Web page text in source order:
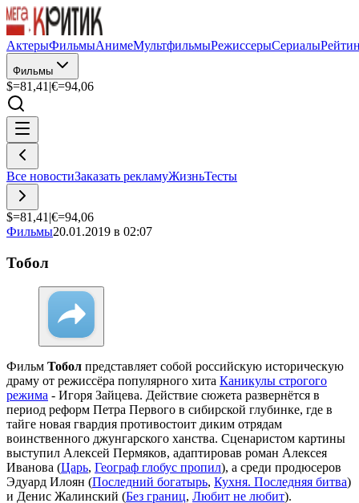
АктерыФильмыАнимеМультфильмыРежиссерыСериалы
Фильмы
$=81,41 |€=94,06
Все новостиЗаказать рекламуЖизньТесты
$=81,41 |€=94,06
Фильмы20.01.2019 в 02:07
Тобол
Фильм Тобол представляет собой российскую историческую
драму от режиссёра популярного хита Каникулы строгого
режима - Игоря Зайцева. Действие сюжета развернётся в
период реформ Петра Первого в сибирской глубинке, где в
тайге новая гвардия противостоит диким отрядам
воинственного джунгарского ханства. Сценаристом картины
выступил Алексей Пермяков, адаптировав роман Алексея
Иванова (Царь, Географ глобус пропил), а среди продюсеров
Эдуард Илоян (Последний богатырь, Кухня. Последняя битва)
и Денис Жалинский (Без границ, Любит не любит).